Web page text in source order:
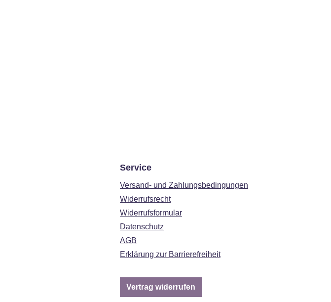
Service
Versand- und Zahlungsbedingungen
Widerrufsrecht
Widerrufsformular
Datenschutz
AGB
Erklärung zur Barrierefreiheit
Vertrag widerrufen